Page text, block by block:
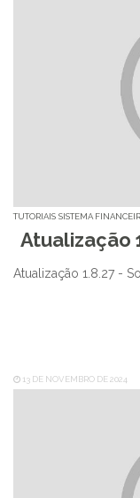
TUTORIAIS SISTEMA
Atualização
Atualização 1.8.27 -
13 DE NOVEMBRO DE 2024